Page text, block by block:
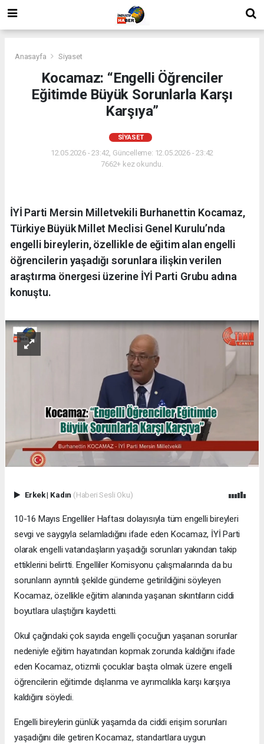
Anasayfa Siyaset
Kocamaz: “Engelli Öğrenciler
Eğitimde Büyük Sorunlarla Karşı
Karşıya”
SIYASET
12.05.2026 - 23:42, Güncelleme: 12.05.2026 - 23:42
7662+ kez okundu.
İYİ Parti Mersin Milletvekili Burhanettin Kocamaz,
Türkiye Büyük Millet Meclisi Genel Kurulu’nda
engelli bireylerin, özellikle de eğitim alan engelli
öğrencilerin yaşadığı sorunlara ilişkin verilen
araştırma önergesi üzerine İYİ Parti Grubu adına
konuştu.
Erkek| Kadın (Haberi Sesli Oku)
10-16 Mayıs Engelliler Haftası dolayısıyla tüm engelli bireyleri
sevgi ve saygıyla selamladığını ifade eden Kocamaz, İYİ Parti
olarak engelli vatandaşların yaşadığı sorunları yakından takip
ettiklerini belirtti. Engelliler Komisyonu çalışmalarında da bu
sorunların ayrıntılı şekilde gündeme getirildiğini söyleyen
Kocamaz, özellikle eğitim alanında yaşanan sıkıntıların ciddi
boyutlara ulaştığını kaydetti.
Okul çağındaki çok sayıda engelli çocuğun yaşanan sorunlar
nedeniyle eğitim hayatından kopmak zorunda kaldığını ifade
eden Kocamaz, otizmli çocuklar başta olmak üzere engelli
öğrencilerin eğitimde dışlanma ve ayrımcılıkla karşı karşıya
kaldığını söyledi.
Engelli bireylerin günlük yaşamda da ciddi erişim sorunları
yaşadığını dile getiren Kocamaz, standartlara uygun